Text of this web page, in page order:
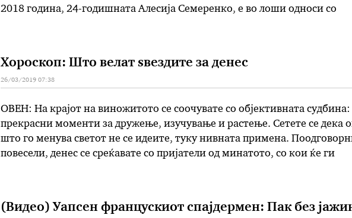
2018 година, 24-годишната Алесија Семеренко, е во лоши односи со
Хороскоп: Што велат ѕвездите за денес
26/03/2019 07:38
ОВЕН: На крајот на виножитото се соочувате со објективната судбина:
прекрасни моменти за дружење, изучување и растење. Сетете се дека
што го менува светот не се идеите, туку нивната примена.
повесели, денес се среќавате со пријатели од минатото, со кои ќе ги
(Видео) Уапсен францускиот спајдермен: Пак без